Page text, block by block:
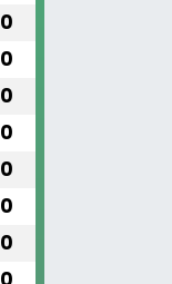
0
0
0
0
0
0
0